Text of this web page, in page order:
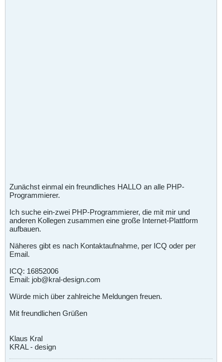
Zunächst einmal ein freundliches HALLO an alle PHP-
Programmierer.
Ich suche ein-zwei PHP-Programmierer, die mit mir und
anderen Kollegen zusammen eine große Internet-Plattform
aufbauen.
Näheres gibt es nach Kontaktaufnahme, per ICQ oder per
Email.
ICQ: 16852006
Email: job@kral-design.com
Würde mich über zahlreiche Meldungen freuen.
Mit freundlichen Grüßen
Klaus Kral
KRAL - design